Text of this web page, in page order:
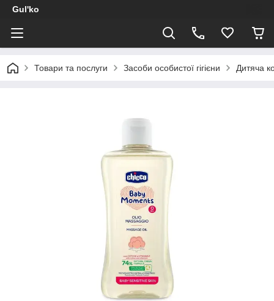
Gul'ko
Товари та послуги Засоби особистої гігієни Дитяча